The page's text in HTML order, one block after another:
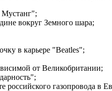
Мустанг";
вокруг Земного шара;
в карьере "Beatles";
от Великобритании;
российского газопровода